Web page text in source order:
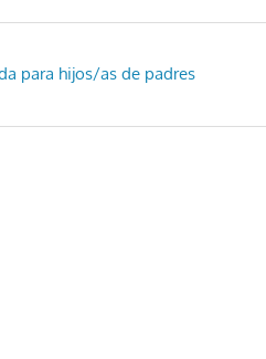
para hijos/as de padres